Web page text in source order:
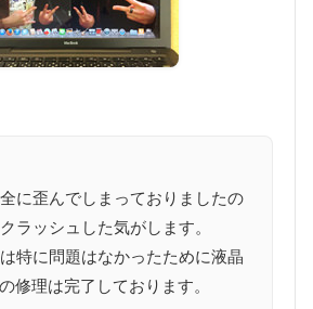
に歪んでしまっておりましたの
ラッシュした気がします。
特に問題はなかったために液晶
修理は完了しております。